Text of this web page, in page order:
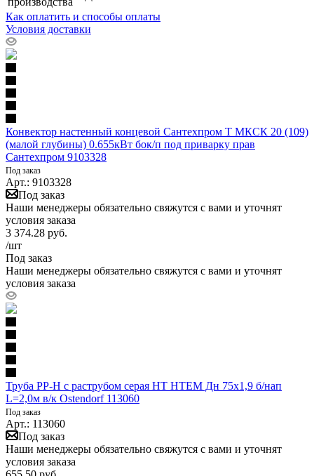
Как оплатить и способы оплаты
Условия доставки
Конвектор настенный концевой Сантехпром Т МКСК 20 (109)
(малой глубины) 0.655кВт бок/п под приварку прав
Сантехпром 9103328
Под заказ
Арт.: 9103328
Под заказ
Наши менеджеры обязательно свяжутся с вами и уточнят
условия заказа
3 374.28 руб.
/шт
Под заказ
Наши менеджеры обязательно свяжутся с вами и уточнят
условия заказа
Труба PP-H с раструбом серая HT HTEM Дн 75х1,9 б/нап
L=2,0м в/к Ostendorf 113060
Под заказ
Арт.: 113060
Под заказ
Наши менеджеры обязательно свяжутся с вами и уточнят
условия заказа